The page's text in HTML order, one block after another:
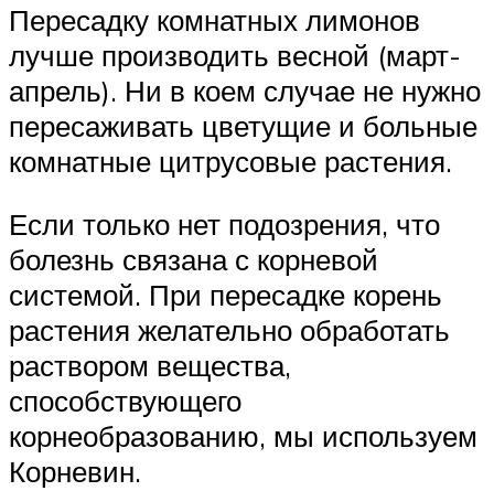
Пересадку комнатных лимонов
лучше производить весной (март-
апрель). Ни в коем случае не нужно
пересаживать цветущие и больные
комнатные цитрусовые растения.
Если только нет подозрения, что
болезнь связана с корневой
системой. При пересадке корень
растения желательно обработать
раствором вещества,
способствующего
корнеобразованию, мы используем
Корневин.